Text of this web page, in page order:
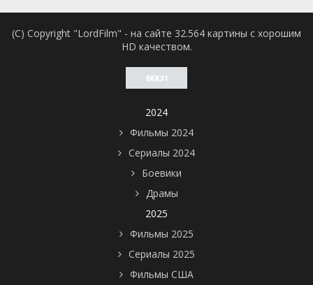
(C) Copyright "LordFilm" - на сайте 32.564 картины с хорошим
HD качеством.
2024
Фильмы 2024
Сериалы 2024
Боевики
Драмы
2025
Фильмы 2025
Сериалы 2025
Фильмы США